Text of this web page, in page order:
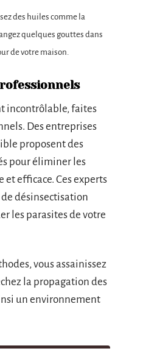
des huiles comme la
quelques gouttes dans
de votre maison.
incontrôlable, faites
Des entreprises
proposent des
pour éliminer les
et efficace. Ces experts
désinsectisation
les parasites de votre
vous assainissez
la propagation des
un environnement